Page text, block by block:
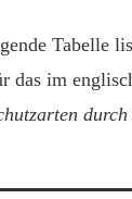
Tabelle
das im
durch